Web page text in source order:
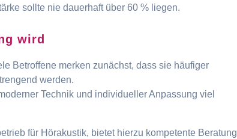
sollte nie dauerhaft über 60 % liegen.
wird
Betroffene merken zunächst, dass sie häufiger
werden.
Technik und individueller Anpassung viel
für Hörakustik, bietet hierzu kompetente Beratung